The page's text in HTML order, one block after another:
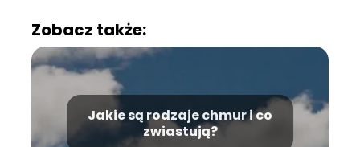
Zobacz także:
Jakie są rodzaje chmur i co
zwiastują?